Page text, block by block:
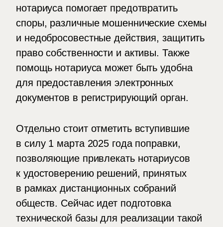
нотариуса помогает предотвратить
споры, различные мошеннические схемы
и недобросовестные действия, защитить
право собственности и активы. Также
помощь нотариуса может быть удобна
для предоставления электронных
документов в регистрирующий орган.
Отдельно стоит отметить вступившие
в силу 1 марта 2025 года поправки,
позволяющие привлекать нотариусов
к удостоверению решений, принятых
в рамках дистанционных собраний
обществ. Сейчас идет подготовка
технической базы для реализации такой